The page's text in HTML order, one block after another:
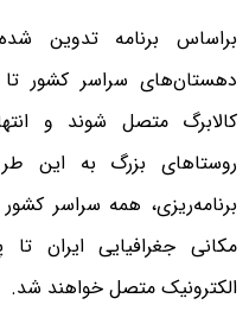
براساس برنامه تدوین
دهستان‌های سراسر کشور
کالابرگ متصل شوند و
روستاهای بزرگ به این
برنامه‌ریزی، همه سراسر
مکانی جغرافیایی ایران
الکترونیک متصل خواهند شد.